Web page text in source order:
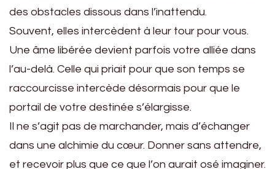
des obstacles dissous dans l’inattendu.
Souvent, elles intercèdent à leur tour pour vous.
Une âme libérée devient parfois votre alliée dans
l’au-delà. Celle qui priait pour que son temps se
raccourcisse intercède désormais pour que le
portail de votre destinée s’élargisse.
Il ne s’agit pas de marchander, mais d’échanger
dans une alchimie du cœur. Donner sans attendre,
et recevoir plus que ce que l’on aurait osé imaginer.